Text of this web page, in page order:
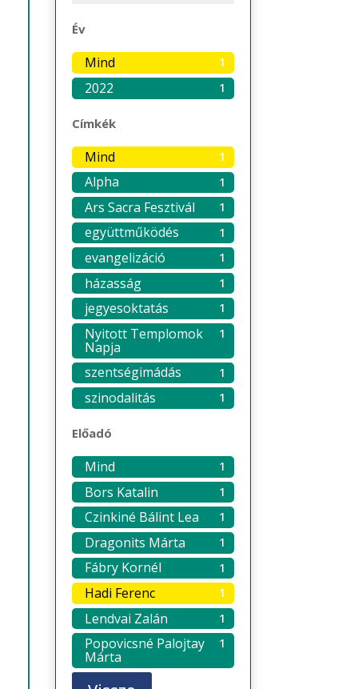
Év
Mind 1
2022 1
Címkék
Mind 1
Alpha 1
Ars Sacra Fesztivál 1
együttműködés 1
evangelizáció 1
házasság 1
jegyesoktatás 1
Nyitott Templomok
Napja
1
szentségimádás 1
szinodalitás 1
Előadó
Mind 1
Bors Katalin 1
Czinkiné Bálint Lea 1
Dragonits Márta 1
Fábry Kornél 1
Hadi Ferenc 1
Lendvai Zalán 1
Popovicsné Palojtay
Márta
1